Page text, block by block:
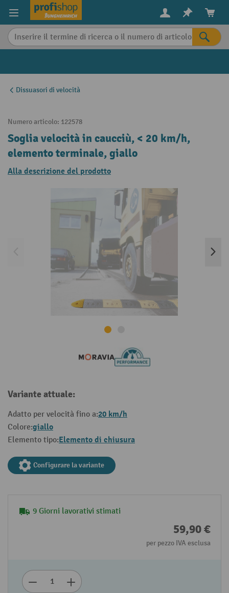
content
Dissuasori di velocità
Numero articolo: 122578
Soglia velocità in caucciù, < 20 km/h,
elemento terminale, giallo
Alla descrizione del prodotto
Variante attuale:
Adatto per velocità fino a:20 km/h
Colore:giallo
Elemento tipo:Elemento di chiusura
Configurare la variante
9 Giorni lavorativi stimati
59,90 €
per pezzo IVA esclusa